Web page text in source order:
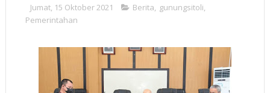
Jumat, 15 Oktober 2021 Berita, gunungsitoli,
Pemerintahan